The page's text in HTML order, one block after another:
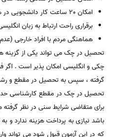
امکان 20 ساعت کار دانشجویی در هفته
برقراری راحت ارتباط به زبان
هماهنگی مردم با افراد خارجی
تحصیل در چک می تواند یکی از گزینه
گرفته ، سپس به تحصیل در مقطع و
باشد نیازی به پرداخت هزینه ندارد